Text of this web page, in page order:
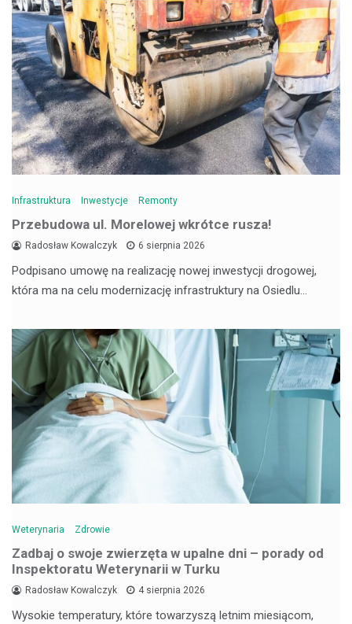
Infrastruktura Inwestycje Remonty
Przebudowa ul. Morelowej wkrótce rusza!
Radosław Kowalczyk 6 sierpnia 2026
Podpisano umowę na realizację nowej inwestycji drogowej,
która ma na celu modernizację infrastruktury na Osiedlu…
Weterynaria Zdrowie
Zadbaj o swoje zwierzęta w upalne dni – porady od
Inspektoratu Weterynarii w Turku
Radosław Kowalczyk 4 sierpnia 2026
Wysokie temperatury, które towarzyszą letnim miesiącom,